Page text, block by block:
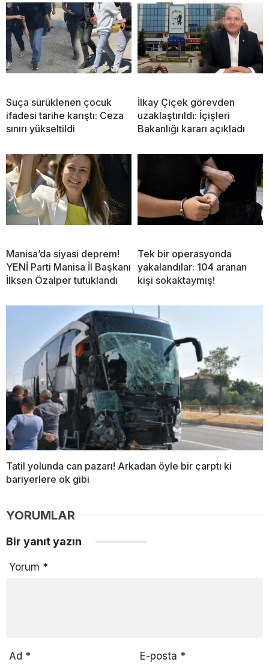
Suça sürüklenen çocuk
ifadesi tarihe karıştı: Ceza
sınırı yükseltildi
İlkay Çiçek görevden
uzaklaştırıldı: İçişleri
Bakanlığı kararı açıkladı
Manisa’da siyasi deprem!
YENİ Parti Manisa İl Başkanı
İlksen Özalper tutuklandı
Tek bir operasyonda
yakalandılar: 104 aranan
kişi sokaktaymış!
Tatil yolunda can pazarı! Arkadan öyle bir çarptı ki
bariyerlere ok gibi
YORUMLAR
Bir yanıt yazın
Yorum *
Ad * E-posta *